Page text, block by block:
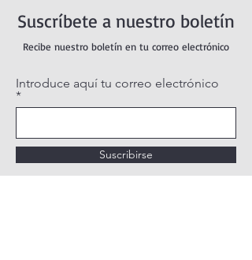
Suscríbete a nuestro boletín
Recibe nuestro boletín en tu correo electrónico
Introduce aquí tu correo electrónico
Suscribirse